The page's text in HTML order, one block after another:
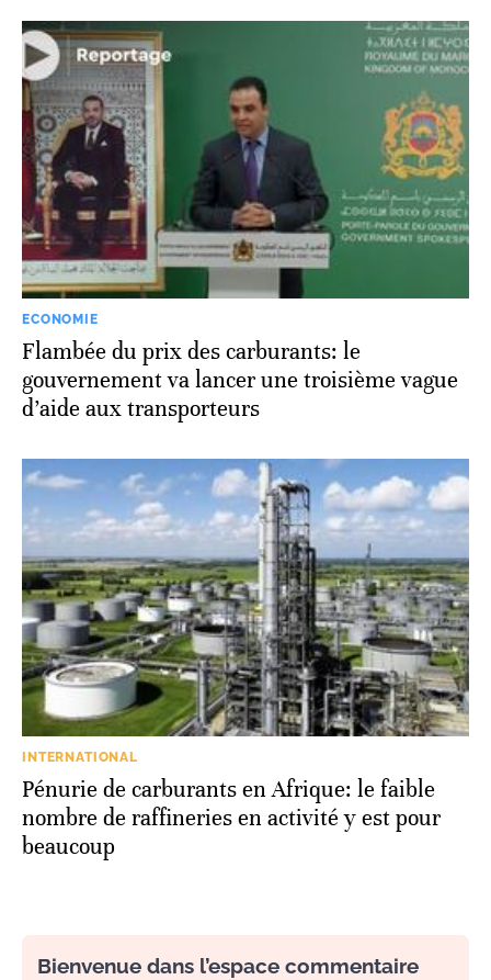
ECONOMIE
Flambée du prix des carburants: le
gouvernement va lancer une troisième vague
d’aide aux transporteurs
INTERNATIONAL
Pénurie de carburants en Afrique: le faible
nombre de raffineries en activité y est pour
beaucoup
Bienvenue dans l’espace commentaire